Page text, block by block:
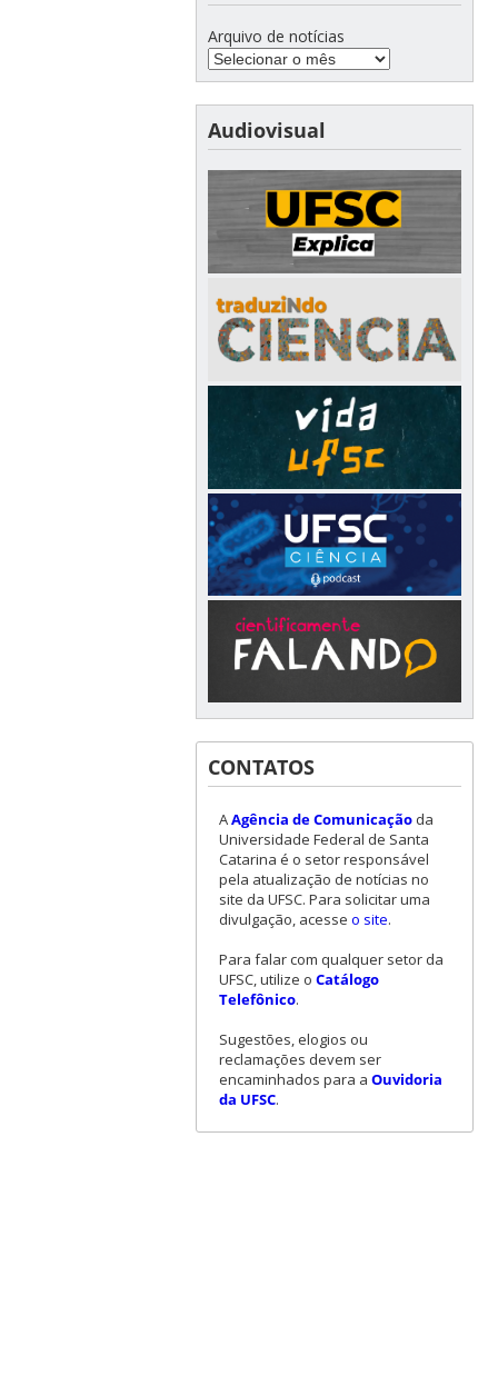
Arquivo de notícias
Audiovisual
CONTATOS
AAgência de Comunicaçãoda
Universidade Federal de Santa
Catarina é o setor responsável
pela atualização de notícias no
site da UFSC. Para solicitar uma
divulgação, acesse o site.
Para falar com qualquer setor da
UFSC, utilize o Catálogo
Telefônico.
Sugestões, elogios ou
reclamações devem ser
encaminhados para a Ouvidoria
da UFSC.